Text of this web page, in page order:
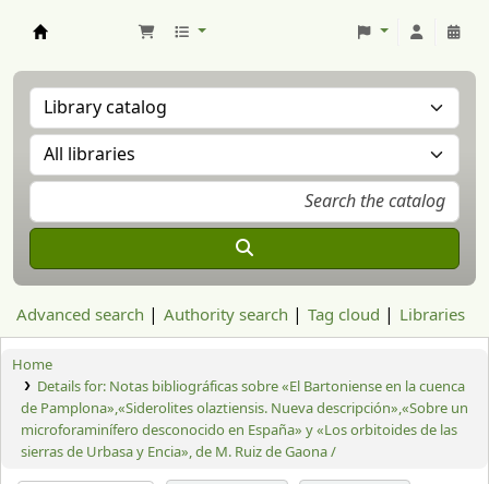
Advanced search Authority search Tag cloud Libraries
Home
Details for: Notas bibliográficas sobre «El Bartoniense en la cuenca
de Pamplona»,«Siderolites olaztiensis. Nueva descripción»,«Sobre un
microforaminífero desconocido en España» y «Los orbitoides de las
sierras de Urbasa y Encia», de M. Ruiz de Gaona /